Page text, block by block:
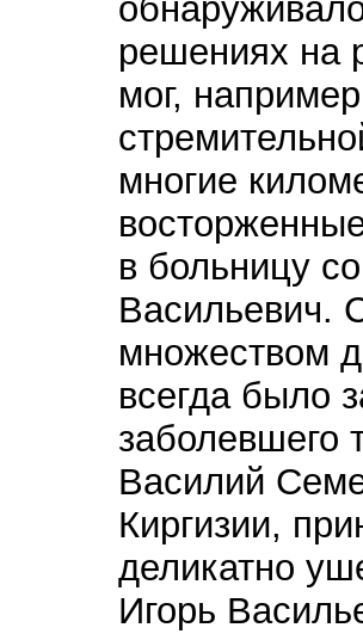
решениях на
мог,
многие
в больницу
Васильевич.
множеством
всегда было
заболевшего
Василий
Киргизии,
деликатно
Игорь